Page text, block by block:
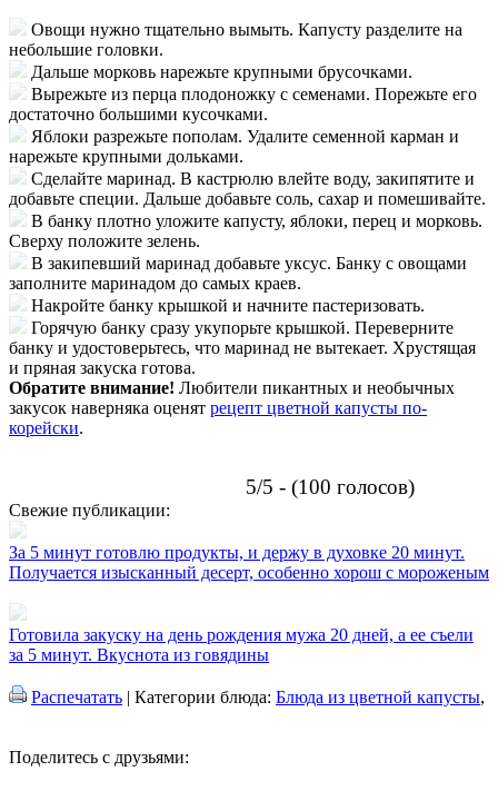
Овощи нужно тщательно вымыть. Капусту разделите на
небольшие головки.
Дальше морковь нарежьте крупными брусочками.
Вырежьте из перца плодоножку с семенами. Порежьте его
достаточно большими кусочками.
Яблоки разрежьте пополам. Удалите семенной карман и
нарежьте крупными дольками.
Сделайте маринад. В кастрюлю влейте воду, закипятите и
добавьте специи. Дальше добавьте соль, сахар и помешивайте.
В банку плотно уложите капусту, яблоки, перец и морковь.
Сверху положите зелень.
В закипевший маринад добавьте уксус. Банку с овощами
заполните маринадом до самых краев.
Накройте банку крышкой и начните пастеризовать.
Горячую банку сразу укупорьте крышкой. Переверните
банку и удостоверьтесь, что маринад не вытекает. Хрустящая
и пряная закуска готова.
Обратите внимание! Любители пикантных и необычных
закусок наверняка оценят рецепт цветной капусты по-
корейски.
5/5 - (100 голосов)
Свежие публикации:
За 5 минут готовлю продукты, и держу в духовке 20 минут.
Получается изысканный десерт, особенно хорош с мороженым
Готовила закуску на день рождения мужа 20 дней, а ее съели
за 5 минут. Вкуснота из говядины
Распечатать | Категории блюда: Блюда из цветной капусты,
Поделитесь с друзьями: